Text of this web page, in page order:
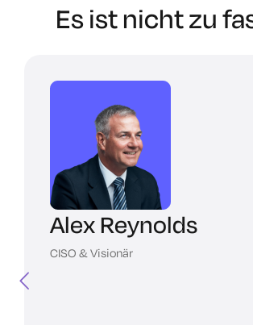
Es ist nicht zu
Alex Reynolds
CISO & Visionär